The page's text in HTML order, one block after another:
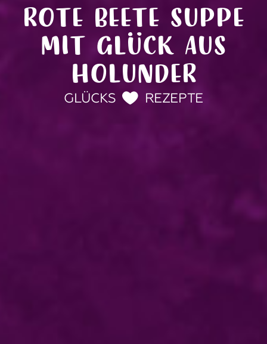
ROTE BEETE SUPPE
MIT GLÜCK AUS
HOLUNDER
GLÜCKS REZEPTE